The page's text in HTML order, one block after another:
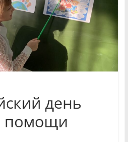
день
помощи